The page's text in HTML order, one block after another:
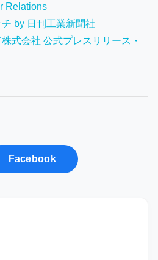
Relations
by 日刊工業新聞社
式会社 公式プレスリリース・
Facebook